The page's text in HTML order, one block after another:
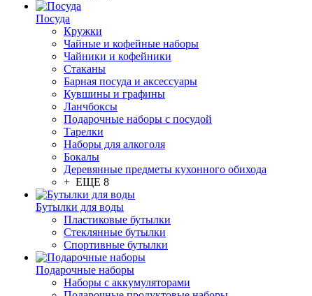
Посуда
Кружки
Чайные и кофейные наборы
Чайники и кофейники
Стаканы
Барная посуда и аксессуары
Кувшины и графины
Ланчбоксы
Подарочные наборы с посудой
Тарелки
Наборы для алкоголя
Бокалы
Деревянные предметы кухонного обихода
+ ЕЩЕ 8
Бутылки для воды
Пластиковые бутылки
Стеклянные бутылки
Спортивные бутылки
Подарочные наборы
Наборы с аккумуляторами